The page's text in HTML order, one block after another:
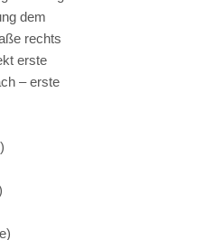
dem
rechts
erste
– erste